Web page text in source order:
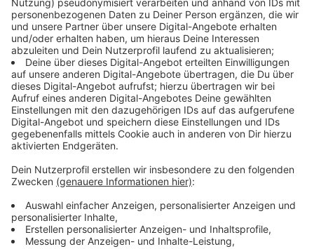
haben... das war unglaublich, man sieht Sachen,
die hab ich vorher bei 20, 30 Motorradtouren auf
der gleichen Strecke nicht gesehen. Einfach
entspannt genießen.
Uwes größte Sorge ist dabei aber nicht etwa, dass
sein 60 Jahre alter Traktor aufgibt:
Ich habe eher die Befürchtung, dass mein
Rücken sich zwischendurch bemerkbar macht.
Auch wenn ich einen extra gepolsterten Sitz
habe, das lange Fahren geht echt in den Rücken.
Aber wir haben schon überlegt, dass wir uns
Abends halt bewegen und ein bisschen